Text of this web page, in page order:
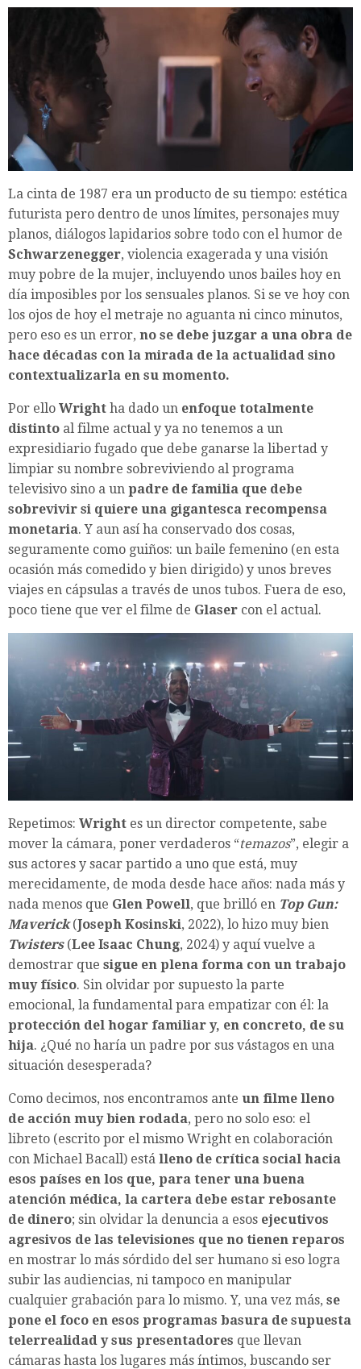
La cinta de 1987 era un producto de su tiempo: estética
futurista pero dentro de unos límites, personajes muy
planos, diálogos lapidarios sobre todo con el humor de
Schwarzenegger, violencia exagerada y una visión
muy pobre de la mujer, incluyendo unos bailes hoy en
día imposibles por los sensuales planos. Si se ve hoy con
los ojos de hoy el metraje no aguanta ni cinco minutos,
pero eso es un error, no se debe juzgar a una obra de
hace décadas con la mirada de la actualidad sino
contextualizarla en su momento.
Por ello Wright ha dado un enfoque totalmente
distinto al filme actual y ya no tenemos a un
expresidiario fugado que debe ganarse la libertad y
limpiar su nombre sobreviviendo al programa
televisivo sino a un padre de familia que debe
sobrevivir si quiere una gigantesca recompensa
monetaria. Y aun así ha conservado dos cosas,
seguramente como guiños: un baile femenino (en esta
ocasión más comedido y bien dirigido) y unos breves
viajes en cápsulas a través de unos tubos. Fuera de eso,
poco tiene que ver el filme de Glaser con el actual.
Repetimos: Wright es un director competente, sabe
mover la cámara, poner verdaderos “temazos”, elegir a
sus actores y sacar partido a uno que está, muy
merecidamente, de moda desde hace años: nada más y
nada menos que Glen Powell, que brilló en Top Gun:
Maverick(Joseph Kosinski, 2022), lo hizo muy bien
Twisters(Lee Isaac Chung, 2024) y aquí vuelve a
demostrar que sigue en plena forma con un trabajo
muy físico. Sin olvidar por supuesto la parte
emocional, la fundamental para empatizar con él: la
protección del hogar familiar y, en concreto, de su
hija. ¿Qué no haría un padre por sus vástagos en una
situación desesperada?
Como decimos, nos encontramos ante un filme lleno
de acción muy bien rodada, pero no solo eso: el
libreto (escrito por el mismo Wright en colaboración
con Michael Bacall) está lleno de crítica social hacia
esos países en los que, para tener una buena
atención médica, la cartera debe estar rebosante
de dinero; sin olvidar la denuncia a esos ejecutivos
agresivos de las televisiones que no tienen reparos
en mostrar lo más sórdido del ser humano si eso logra
subir las audiencias, ni tampoco en manipular
cualquier grabación para lo mismo. Y, una vez más, se
pone el foco en esos programas basura de supuesta
telerrealidad y sus presentadores que llevan
cámaras hasta los lugares más íntimos, buscando ser